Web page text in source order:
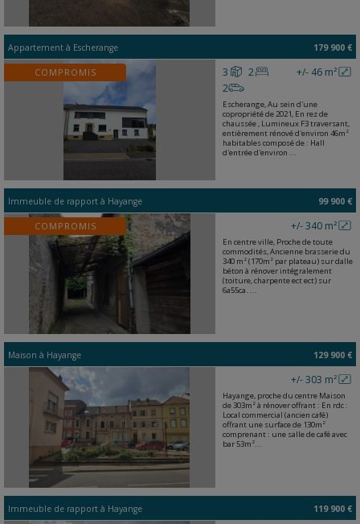
Appartement à Escherange 179 900 €
COMPROMIS +/- 46 m²
3
2
2
Escherange, Au sein d'une
copropriété de 2021, En rez de
chaussée , Lumineux F3 traversant,
entièrement rénové d'environ 46m²
habitables composé de : Hall
d'entrée d'environ ...
Immeuble de rapport à Hayange 99 900 €
COMPROMIS +/- 340 m²
En centre ville, Proche de toute
commodités, Ancienne brasserie du
340 m² (170m² par plateau) sur dalle
béton à rénover intégralement
(toiture, charpente ect ect) sur
6a55ca. ...
Maison à Hayange 129 900 €
+/- 303 m²
Hayange, proche du centre Maison
de 303m² à rénover offrant : En rdc :
Local commercial (ancien café)
offrant une surface de 130m²
comprenant : une salle de café avec
bar 53m²...
Immeuble de rapport à Hayange 119 900 €